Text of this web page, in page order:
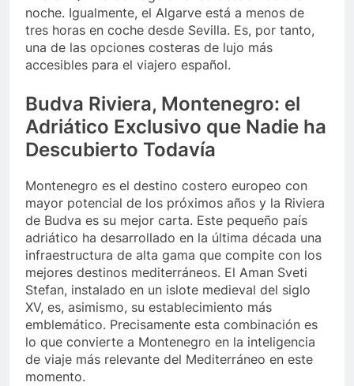
noche. Igualmente, el Algarve está a menos de
tres horas en coche desde Sevilla. Es, por tanto,
una de las opciones costeras de lujo más
accesibles para el viajero español.
Budva Riviera, Montenegro: el
Adriático Exclusivo que Nadie ha
Descubierto Todavía
Montenegro es el destino costero europeo con
mayor potencial de los próximos años y la Riviera
de Budva es su mejor carta. Este pequeño país
adriático ha desarrollado en la última década una
infraestructura de alta gama que compite con los
mejores destinos mediterráneos. El Aman Sveti
Stefan, instalado en un islote medieval del siglo
XV, es, asimismo, su establecimiento más
emblemático. Precisamente esta combinación es
lo que convierte a Montenegro en la inteligencia
de viaje más relevante del Mediterráneo en este
momento.